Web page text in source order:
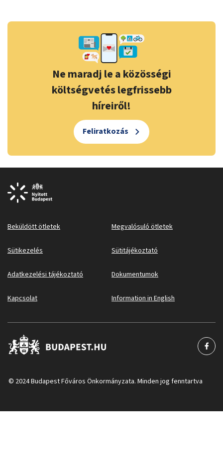
Ne maradj le a közösségi
költségvetés legfrissebb
híreiről!
Feliratkozás
Beküldött ötletek Megvalósuló ötletek
Sütikezelés Sütitájékoztató
Adatkezelési tájékoztató Dokumentumok
Kapcsolat Information in English
© 2024 Budapest Főváros Önkormányzata. Minden jog fenntartva